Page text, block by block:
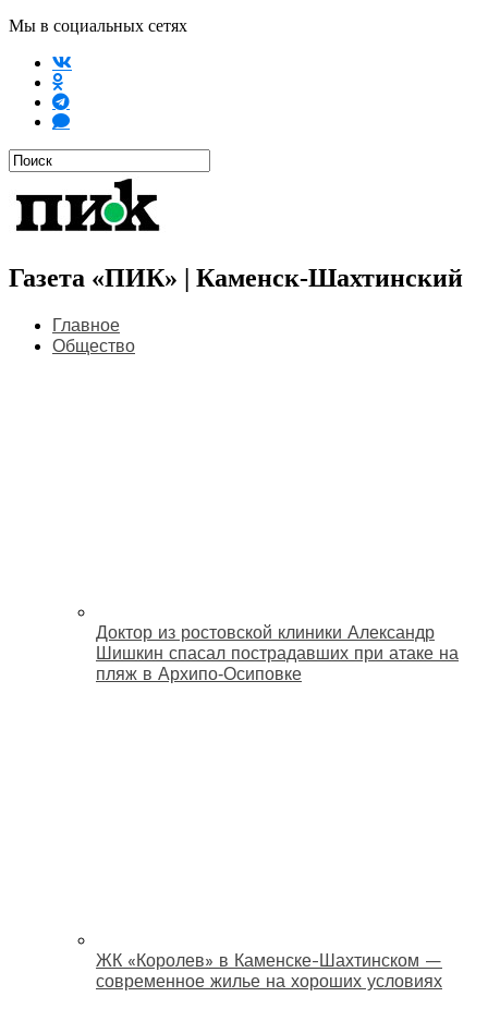
Мы в социальных сетях
Газета «ПИК» | Каменск-Шахтинский
Главное
Общество
Доктор из ростовской клиники Александр
Шишкин спасал пострадавших при атаке на
пляж в Архипо‑Осиповке
ЖК «Королев» в Каменске-Шахтинском —
современное жилье на хороших условиях